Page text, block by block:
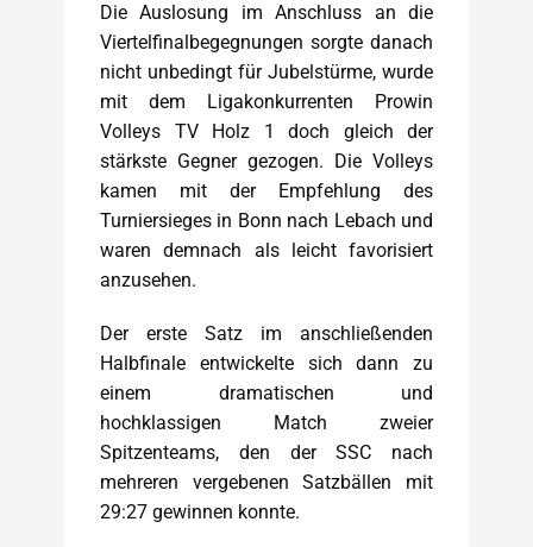
Die Auslosung im Anschluss an die
Viertelfinalbegegnungen sorgte danach
nicht unbedingt für Jubelstürme, wurde
mit dem Ligakonkurrenten Prowin
Volleys TV Holz 1 doch gleich der
stärkste Gegner gezogen. Die Volleys
kamen mit der Empfehlung des
Turniersieges in Bonn nach Lebach und
waren demnach als leicht favorisiert
anzusehen.
Der erste Satz im anschließenden
Halbfinale entwickelte sich dann zu
einem dramatischen und
hochklassigen Match zweier
Spitzenteams, den der SSC nach
mehreren vergebenen Satzbällen mit
29:27 gewinnen konnte.